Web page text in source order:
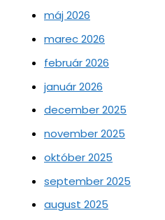
máj 2026
marec 2026
február 2026
január 2026
december 2025
november 2025
október 2025
september 2025
august 2025